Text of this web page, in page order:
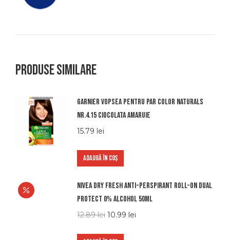
Produse similare
Garnier vopsea pentru par color naturals
nr.4.15 ciocolata amaruie
15.79 lei
ADAUGĂ ÎN COȘ
Nivea dry fresh anti-perspirant roll-on dual
protect 0% alcohol 50ml
12.89lei 10.99 lei